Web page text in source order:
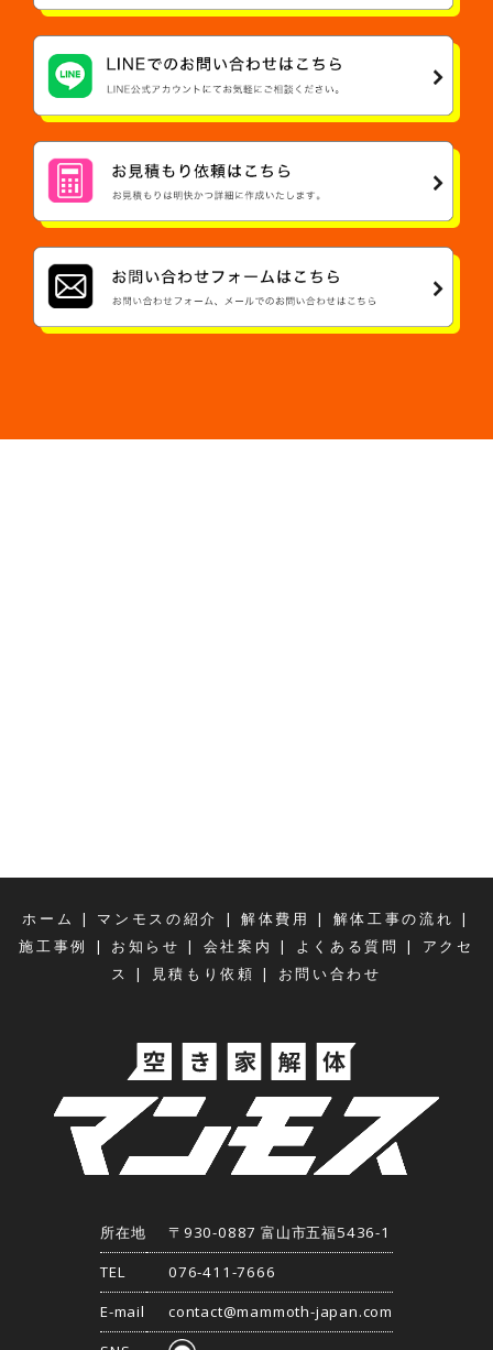
ホーム | マンモスの紹介 | 解体費用 | 解体工事の流れ |
施工事例 | お知らせ | 会社案内 | よくある質問 |
アクセ
ス
| 見積もり依頼 | お問い合わせ
所在地
〒930-0887 富山市五福5436-1
TEL
076-411-7666
E-mail
contact@mammoth-japan.com